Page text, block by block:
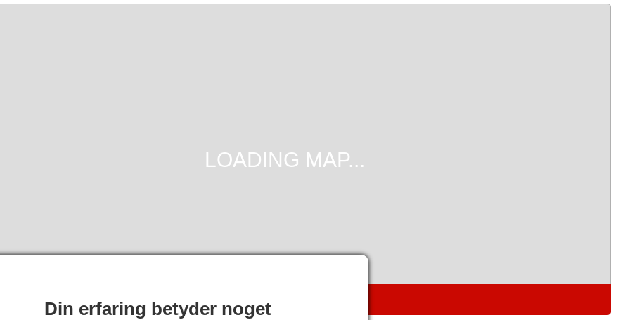
Din erfaring betyder noget